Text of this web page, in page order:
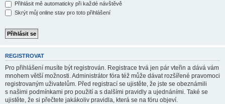
Přihlásit mě automaticky při každé návštěvě
Skrýt můj online stav pro toto přihlášení
REGISTROVAT
Pro přihlášení musíte být registrován. Registrace trvá jen pár vteřin a dává vám
mnohem větší možnosti. Administrátor fóra též může dávat rozšířené pravomoci
registrovaným uživatelům. Před registrací se ujistěte, že jste se obeznámili
s našimi podmínkami pro použití a s dalšími pravidly a ujednáními. Také se
ujistěte, že si přečtete jakákoliv pravidla, která se na fóru objeví.